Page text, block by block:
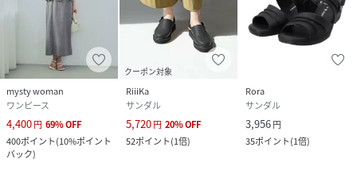
mysty woman
ワンピース
4,400円 69%OFF
400ポイント(10%ポイント
バック)
クーポン対象
RiiiKa
サンダル
5,720円 20%OFF
52ポイント(1倍)
Rora
サンダル
3,956円
35ポイント(1倍)